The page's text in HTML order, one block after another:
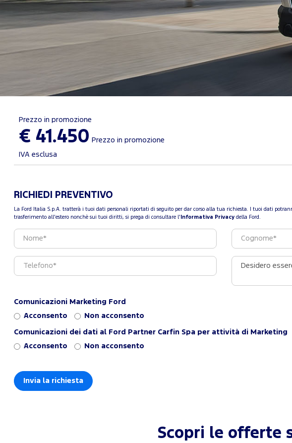
Prezzo in promozione
€ 41.450 Prezzo in promozione
IVA esclusa
RICHIEDI PREVENTIVO
La Ford Italia S.p.A. tratterà i tuoi dati personali riportati di seguito per dar corso alla tua richiesta. I tuoi dati
trasferimento all'estero nonchè sui tuoi diritti, si prega di consultare l' Informativa Privacy della Ford.
Comunicazioni Marketing Ford
Acconsento Non acconsento
Comunicazioni dei dati al Ford Partner Carfin Spa per attività di Marketing
Acconsento Non acconsento
Scopri le offerte